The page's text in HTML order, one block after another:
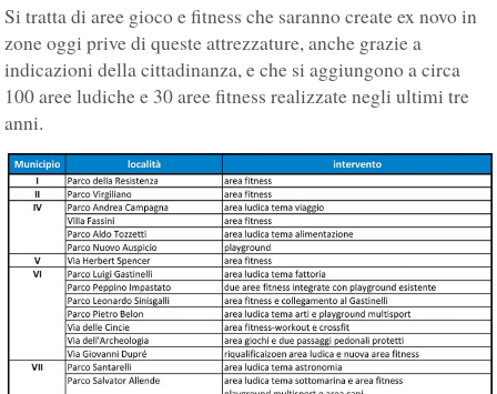
Si tratta di aree gioco e fitness che saranno create ex novo in
zone oggi prive di queste attrezzature, anche grazie a
indicazioni della cittadinanza, e che si aggiungono a circa
100 aree ludiche e 30 aree fitness realizzate negli ultimi tre
anni.